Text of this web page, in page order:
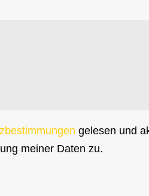
gelesen und
meiner Daten zu.